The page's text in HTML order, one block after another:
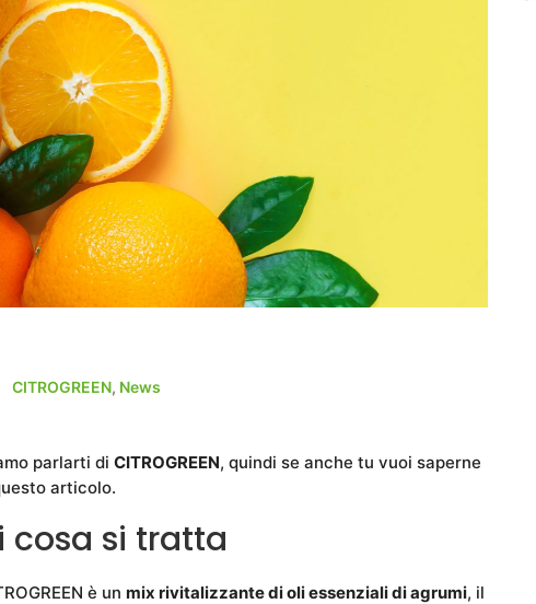
CITROGREEN, News
parlarti di CITROGREEN, quindi se anche tu vuoi saperne
articolo.
cosa si tratta
è un mix rivitalizzante di oli essenziali di agrumi, il